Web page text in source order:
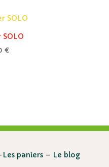
SOLO
€
Les paniers – Le blog